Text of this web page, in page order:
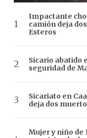
Impactante
camión deja
Esteros
Sicario abatido
seguridad de
Sicariato en
deja dos
Mujer y niño de